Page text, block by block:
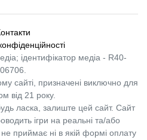
ідентифікатор медіа - R40-
06706.
сайті, призначені виключно для
від 21 року.
ласка, залиште цей сайт. Сайт
ігри на реальні та/або
не приймає ні в якій формі оплату